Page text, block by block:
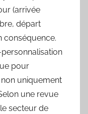
(arrivée
départ
conséquence.
personnalisation
pour
non uniquement
une revue
secteur de